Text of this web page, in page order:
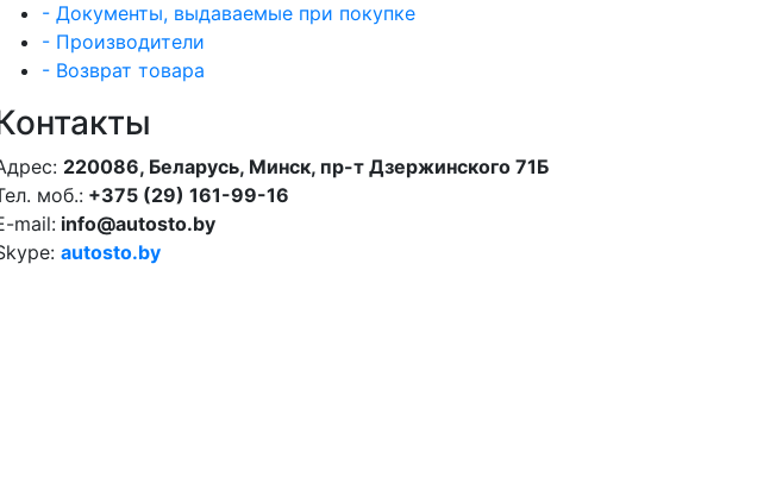
- Документы, выдаваемые при покупке
- Производители
- Возврат товара
220086, Беларусь, Минск, пр-т Дзержинского 71Б
моб.: +375 (29) 161-99-16
mail: info@autosto.by
autosto.by